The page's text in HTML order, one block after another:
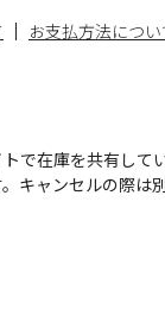
お支払方法につい
で在庫を共有して
キャンセルの際は